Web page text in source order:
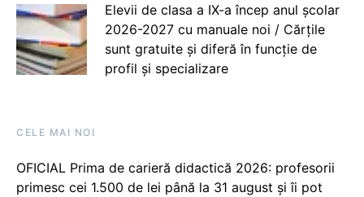
Elevii de clasa a IX-a încep anul școlar
2026-2027 cu manuale noi / Cărțile
sunt gratuite și diferă în funcție de
profil și specializare
CELE MAI NOI
OFICIAL Prima de carieră didactică 2026: profesorii
primesc cei 1.500 de lei până la 31 august și îi pot